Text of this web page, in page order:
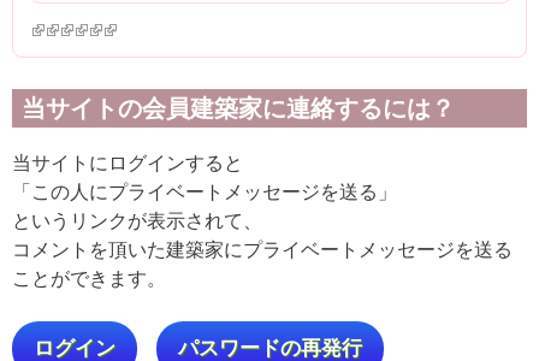
(link is external)
(link is external)
(link is external)
(link is external)
(link is external)
(link is external)
当サイトの会員建築家に連絡するには？
当サイトにログインすると
「この人にプライベートメッセージを送る」
というリンクが表示されて、
コメントを頂いた建築家にプライベートメッセージを送る
ことができます。
ログイン パスワードの再発行